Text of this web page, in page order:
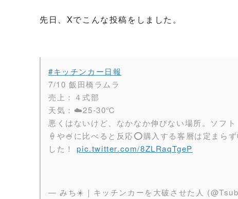
先日、Xでこんな投稿をしました。
#キッチンカー日報
7/10 飯田橋ラムラ
売上：４式部
天気：☁️25-30℃
悪くはないけど、なかなか伸びない場所。ソフ
🍦や🍧に比べると反応⭕️購入する客層は定まら
した！pic.twitter.com/8ZLRaqTgeP
— みち☀️｜キッチンカーを大破させた人